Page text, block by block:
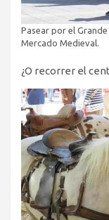
Pasear por el
Mercado Medieval.
¿O recorrer el